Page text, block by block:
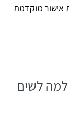
אישור מוקדמת
לשים